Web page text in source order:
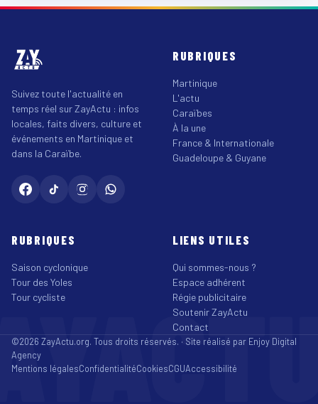
Suivez toute l'actualité en
temps réel sur ZayActu : infos
locales, faits divers, culture et
événements en Martinique et
dans la Caraïbe.
RUBRIQUES
Martinique
L'actu
Caraïbes
À la une
France & Internationale
Guadeloupe & Guyane
RUBRIQUES
Saison cyclonique
Tour des Yoles
Tour cycliste
LIENS UTILES
Qui sommes-nous ?
Espace adhérent
Régie publicitaire
Soutenir ZayActu
Contact
©2026 ZayActu.org. Tous droits réservés. · Site réalisé par Enjoy Digital
Agency
Mentions légalesConfidentialitéCookiesCGUAccessibilité